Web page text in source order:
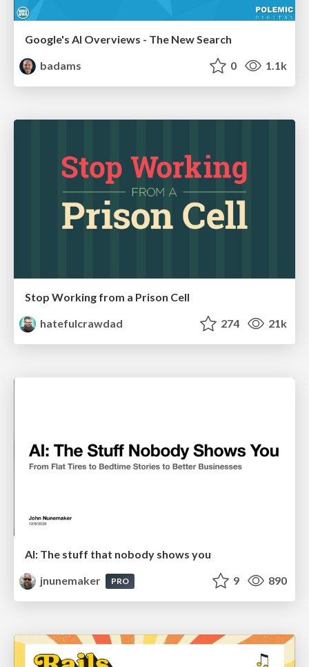
Google's AI Overviews - The New Search
badams
0 1.1k
Stop Working from a Prison Cell
hatefulcrawdad
274 21k
AI: The stuff that nobody shows you
jnunemaker
PRO 9 890